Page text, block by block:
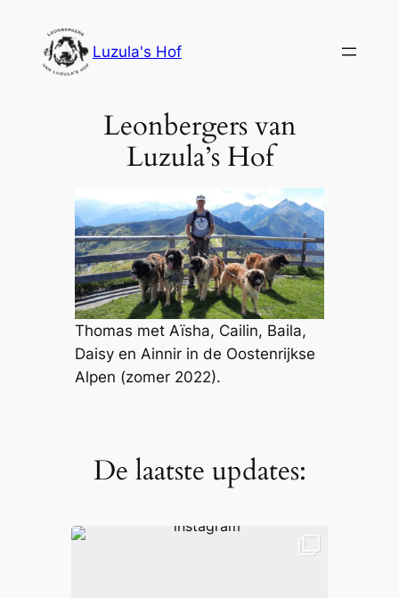
Luzula's Hof
Leonbergers van
Luzula’s Hof
Thomas met Aïsha, Cailin, Baila,
Daisy en Ainnir in de Oostenrijkse
Alpen (zomer 2022).
De laatste updates: